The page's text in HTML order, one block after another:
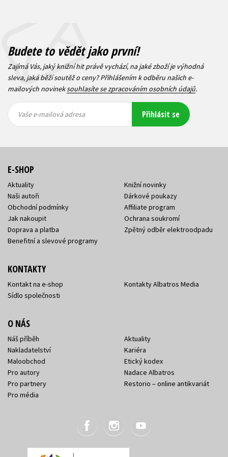
Budete to vědět jako první!
Zajímá Vás, jaký knižní hit právě vychází, na jaké zboží je výhodná
sleva, jaká běží soutěž o ceny? Přihlášením k odběru našich e-
mailových novineksouhlasíte se zpracováním osobních údajů.
mailová
mailová
Vaše e-mailová adresa Přihlásit se
E-SHOP
Aktuality
Naši autoři
Obchodní podmínky
Jak nakoupit
Doprava a platba
Benefitní a slevové programy
Knižní novinky
Dárkové poukazy
Affiliate program
Ochrana soukromí
Zpětný odběr elektroodpadu
KONTAKTY
Kontakt na e-shop
Sídlo společnosti
Kontakty Albatros Media
O NÁS
Náš příběh
Nakladatelství
Maloobchod
Pro autory
Pro partnery
Pro média
Aktuality
Kariéra
Etický kodex
Nadace Albatros
Restorio – online antikvariát